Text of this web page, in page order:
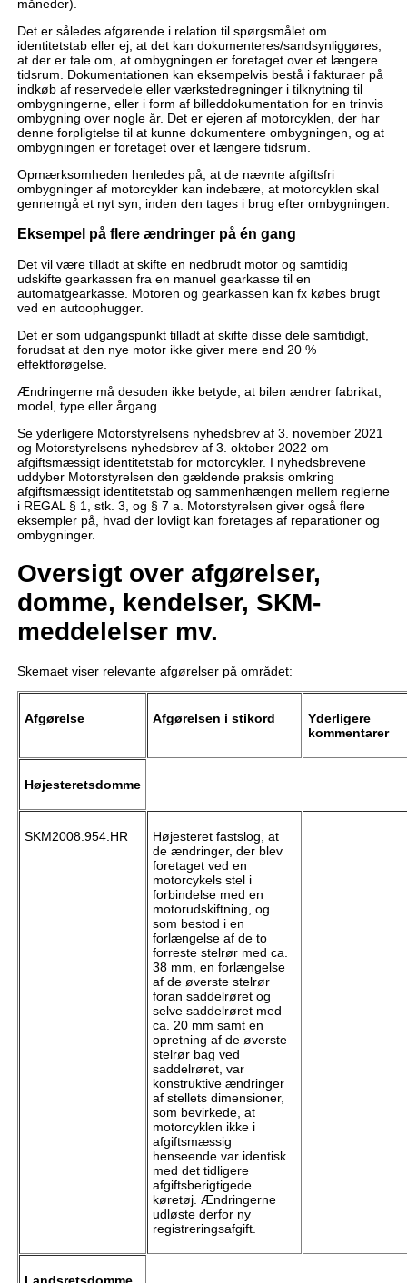
måneder).
Det er således afgørende i relation til spørgsmålet om
identitetstab eller ej, at det kan dokumenteres/sandsynliggøres,
at der er tale om, at ombygningen er foretaget over et længere
tidsrum. Dokumentationen kan eksempelvis bestå i fakturaer på
indkøb af reservedele eller værkstedregninger i tilknytning til
ombygningerne, eller i form af billeddokumentation for en trinvis
ombygning over nogle år. Det er ejeren af motorcyklen, der har
denne forpligtelse til at kunne dokumentere ombygningen, og at
ombygningen er foretaget over et længere tidsrum.
Opmærksomheden henledes på, at de nævnte afgiftsfri
ombygninger af motorcykler kan indebære, at motorcyklen skal
gennemgå et nyt syn, inden den tages i brug efter ombygningen.
Eksempel på flere ændringer på én gang
Det vil være tilladt at skifte en nedbrudt motor og samtidig
udskifte gearkassen fra en manuel gearkasse til en
automatgearkasse. Motoren og gearkassen kan fx købes brugt
ved en autoophugger.
Det er som udgangspunkt tilladt at skifte disse dele samtidigt,
forudsat at den nye motor ikke giver mere end 20 %
effektforøgelse.
Ændringerne må desuden ikke betyde, at bilen ændrer fabrikat,
model, type eller årgang.
Se yderligere Motorstyrelsens nyhedsbrev af 3. november 2021
og Motorstyrelsens nyhedsbrev af 3. oktober 2022 om
afgiftsmæssigt identitetstab for motorcykler. I nyhedsbrevene
uddyber Motorstyrelsen den gældende praksis omkring
afgiftsmæssigt identitetstab og sammenhængen mellem reglerne
i REGAL § 1, stk. 3, og § 7 a. Motorstyrelsen giver også flere
eksempler på, hvad der lovligt kan foretages af reparationer og
ombygninger.
Oversigt over afgørelser,
domme, kendelser, SKM-
meddelelser mv.
Skemaet viser relevante afgørelser på området:
Afgørelse Afgørelsen i stikord
Yderligere
kommentarer
Højesteretsdomme
SKM2008.954.HR
Højesteret fastslog, at
de ændringer, der blev
foretaget ved en
motorcykels stel i
forbindelse med en
motorudskiftning, og
som bestod i en
forlængelse af de to
forreste stelrør med ca.
38 mm, en forlængelse
af de øverste stelrør
foran saddelrøret og
selve saddelrøret med
ca. 20 mm samt en
opretning af de øverste
stelrør bag ved
saddelrøret, var
konstruktive ændringer
af stellets dimensioner,
som bevirkede, at
motorcyklen ikke i
afgiftsmæssig
henseende var identisk
med det tidligere
afgiftsberigtigede
køretøj. Ændringerne
udløste derfor ny
registreringsafgift.
Landsretsdomme